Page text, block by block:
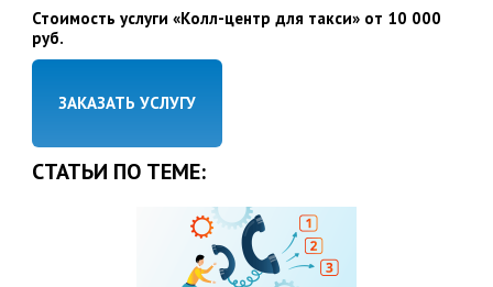
Стоимость услуги «Колл-центр для такси» от 10 000
руб.
ЗАКАЗАТЬ УСЛУГУ
СТАТЬИ ПО ТЕМЕ: